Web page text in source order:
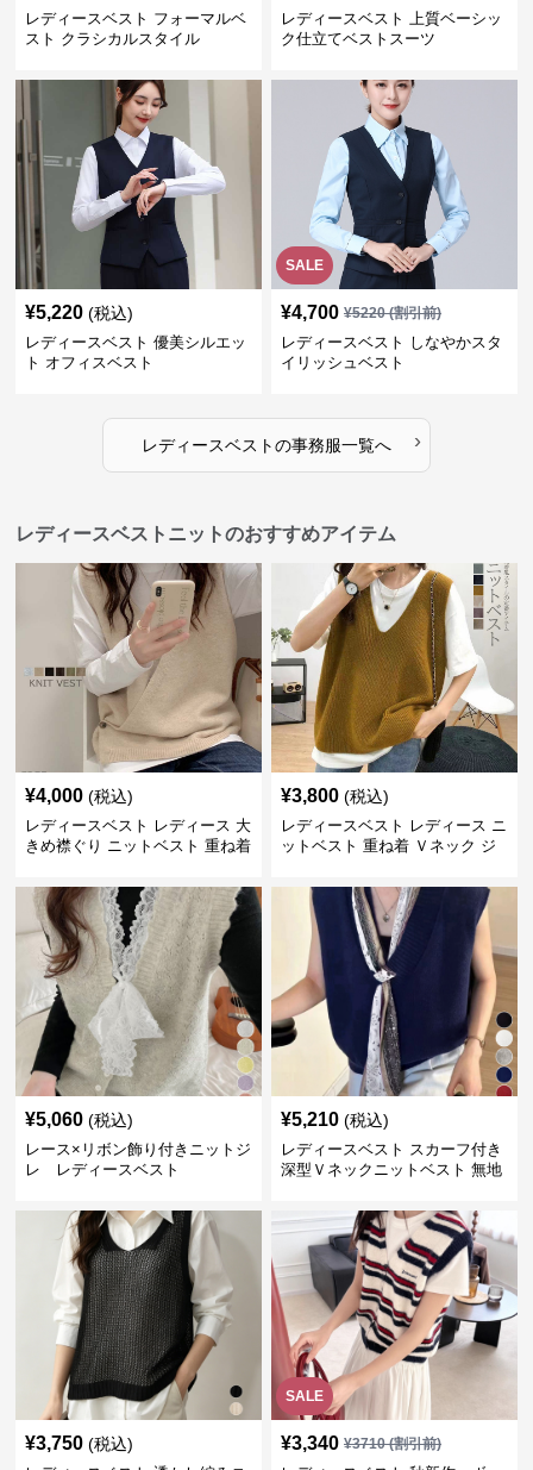
レディースベスト フォーマルベ
スト クラシカルスタイル
レディースベスト 上質ベーシッ
ク仕立てベストスーツ
¥5,220 (税込)
レディースベスト 優美シルエッ
ト オフィスベスト
SALE
¥4,700 ¥5220(割引前)
レディースベスト しなやかスタ
イリッシュベスト
レディースベストの事務服一覧へ ›
レディースベストニットのおすすめアイテム
¥4,000 (税込)
レディースベスト レディース 大
きめ襟ぐり ニットベスト 重ね着
¥3,800 (税込)
レディースベスト レディース ニ
ットベスト 重ね着 Ｖネック ジ
¥5,060 (税込)
レース×リボン飾り付きニットジ
レ レディースベスト
¥5,210 (税込)
レディースベスト スカーフ付き
深型Ｖネックニットベスト 無地
¥3,750 (税込)
SALE
¥3,340 ¥3710(割引前)